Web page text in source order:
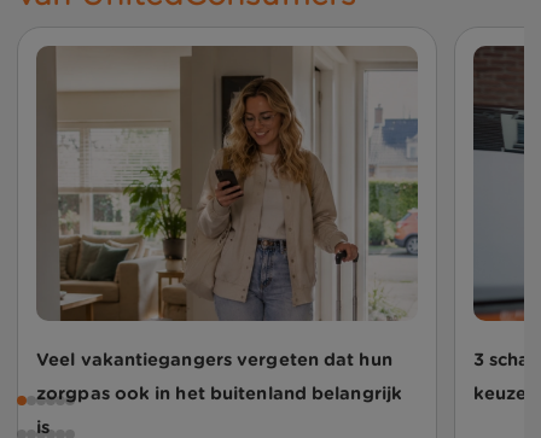
Veel vakantiegangers vergeten dat hun
zorgpas ook in het buitenland belangrijk
is
3
keuze